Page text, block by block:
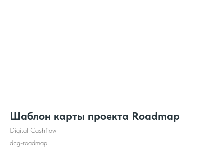
Шаблон карты проекта Roadmap
Digital Cashflow
dcg-roadmap